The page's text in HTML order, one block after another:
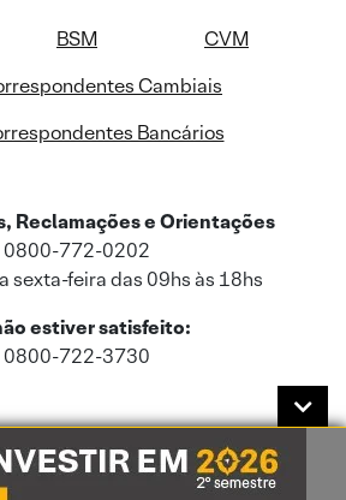
BSM
CVM
Cambiais
Bancários
Reclamações e Orientações
0800-772-0202
sexta-feira das 09hs às 18hs
estiver satisfeito:
0800-722-3730
pessoais de acordo com a nossaPolítica de
a nossaPolítica de Privacidade.